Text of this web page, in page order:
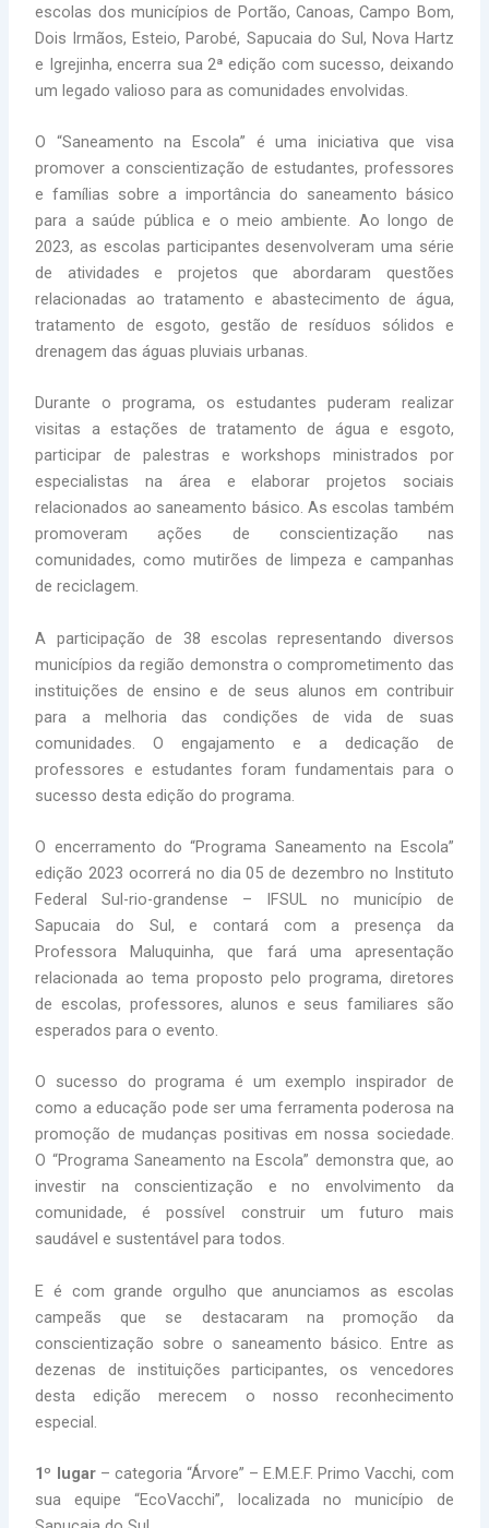
escolas dos municípios de Portão, Canoas, Campo Bom,
Dois Irmãos, Esteio, Parobé, Sapucaia do Sul, Nova Hartz
e Igrejinha, encerra sua 2ª edição com sucesso, deixando
um legado valioso para as comunidades envolvidas.
O “Saneamento na Escola” é uma iniciativa que visa
promover a conscientização de estudantes, professores
e famílias sobre a importância do saneamento básico
para a saúde pública e o meio ambiente. Ao longo de
2023, as escolas participantes desenvolveram uma série
de atividades e projetos que abordaram questões
relacionadas ao tratamento e abastecimento de água,
tratamento de esgoto, gestão de resíduos sólidos e
drenagem das águas pluviais urbanas.
Durante o programa, os estudantes puderam realizar
visitas a estações de tratamento de água e esgoto,
participar de palestras e workshops ministrados por
especialistas na área e elaborar projetos sociais
relacionados ao saneamento básico. As escolas também
promoveram ações de conscientização nas
comunidades, como mutirões de limpeza e campanhas
de reciclagem.
A participação de 38 escolas representando diversos
municípios da região demonstra o comprometimento das
instituições de ensino e de seus alunos em contribuir
para a melhoria das condições de vida de suas
comunidades. O engajamento e a dedicação de
professores e estudantes foram fundamentais para o
sucesso desta edição do programa.
O encerramento do “Programa Saneamento na Escola”
edição 2023 ocorrerá no dia 05 de dezembro no Instituto
Federal Sul-rio-grandense – IFSUL no município de
Sapucaia do Sul, e contará com a presença da
Professora Maluquinha, que fará uma apresentação
relacionada ao tema proposto pelo programa, diretores
de escolas, professores, alunos e seus familiares são
esperados para o evento.
O sucesso do programa é um exemplo inspirador de
como a educação pode ser uma ferramenta poderosa na
promoção de mudanças positivas em nossa sociedade.
O “Programa Saneamento na Escola” demonstra que, ao
investir na conscientização e no envolvimento da
comunidade, é possível construir um futuro mais
saudável e sustentável para todos.
E é com grande orgulho que anunciamos as escolas
campeãs que se destacaram na promoção da
conscientização sobre o saneamento básico. Entre as
dezenas de instituições participantes, os vencedores
desta edição merecem o nosso reconhecimento
especial.
1º lugar– categoria “Árvore” – E.M.E.F. Primo Vacchi, com
sua equipe “EcoVacchi”, localizada no município de